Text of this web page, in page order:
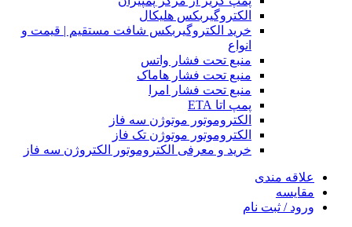
الکتروگیربکس هلیکال
خرید الکتروگیربکس شافت مستقیم | قیمت و
انواع
منبع تحت فشار واتس
منبع تحت فشار هاماک
منبع تحت فشار امرا
پمپ اتا ETA
الکتروموتور موتوژن سه فاز
الکتروموتور موتوژن تک فاز
خرید و معرفی الکتروموتور الکتروژن سه فاز
علاقه مندی
مقایسه
ورود / ثبت نام